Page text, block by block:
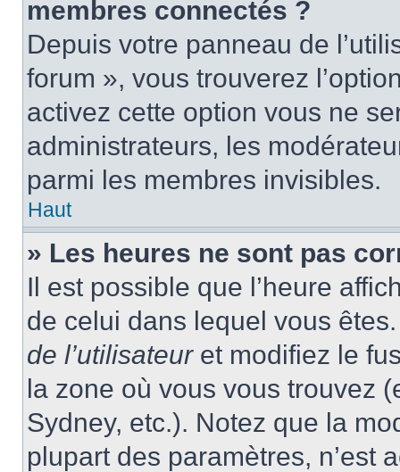
membres connectés ?
Depuis votre panneau de
forum », vous trouverez
activez cette option vous ne
administrateurs, les
parmi les membres invisibles.
Haut
» Les heures ne sont pas
Il est possible que l’heure
de celui dans lequel vous
de l’utilisateuret modifiez le
la zone où vous vous trouvez
Sydney, etc.). Notez que la
plupart des paramètres, n’est